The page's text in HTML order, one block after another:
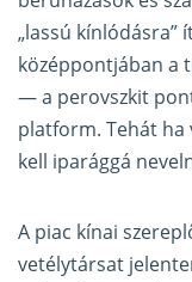
„lassú kínlódásra”
középpontjában a
— a perovszkit
platform. Tehát ha
kell iparággá
A piac kínai
vetélytársat